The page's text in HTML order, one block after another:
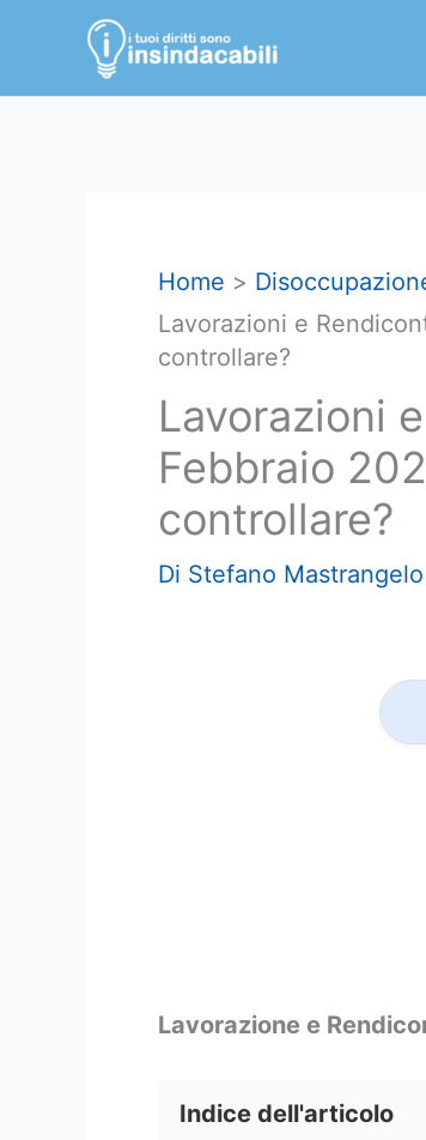
contenuto
Home
Lavorazioni e
controllare?
Lavorazioni
Febbraio
controllare?
Di Stefano Mastrangelo
Lavorazione e
Indice dell'articolo